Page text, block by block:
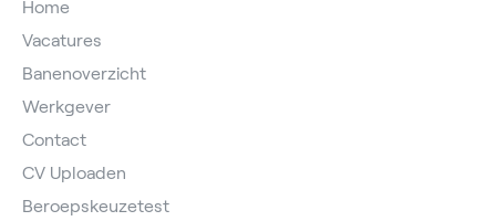
Home
Vacatures
Banenoverzicht
Werkgever
Contact
CV Uploaden
Beroepskeuzetest